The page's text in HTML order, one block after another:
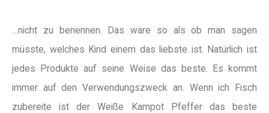
…nicht zu benennen. Das wäre so als ob man sagen
müsste, welches Kind einem das liebste ist. Natürlich ist
jedes Produkte auf seine Weise das beste. Es kommt
immer auf den Verwendungszweck an. Wenn ich Fisch
zubereite ist der Weiße Kampot Pfeffer das beste